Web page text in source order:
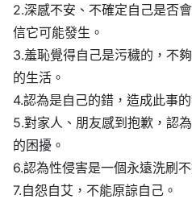
2.深感不安、不確定自己是否
信它可能發生。
3.羞恥覺得自己是污穢的，不
的生活。
4.認為是自己的錯，造成此事的
5.對家人、朋友感到抱歉，認
的困擾。
6.認為性侵害是一個永遠洗刷
7.自怨自艾，不能原諒自己。